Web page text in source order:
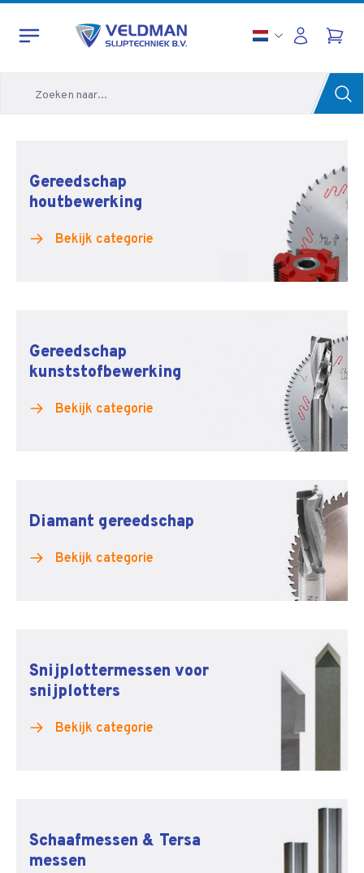
Gereedschap
houtbewerking
Bekijk categorie
Gereedschap
kunststofbewerking
Bekijk categorie
Diamant gereedschap
Bekijk categorie
Snijplottermessen voor
snijplotters
Bekijk categorie
Schaafmessen & Tersa
messen